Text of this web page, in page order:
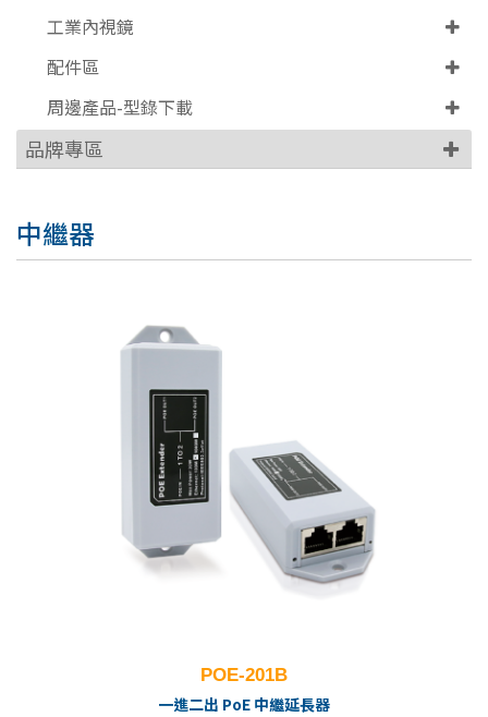
工業內視鏡
配件區
周邊產品-型錄下載
品牌專區
中繼器
POE-201B
一進二出 PoE 中繼延長器